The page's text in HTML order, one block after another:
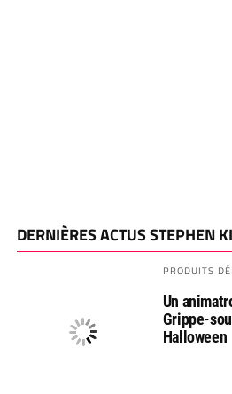
DERNIÈRES ACTUS STEPHEN
PRODUITS
Un
Grippe-
Halloween